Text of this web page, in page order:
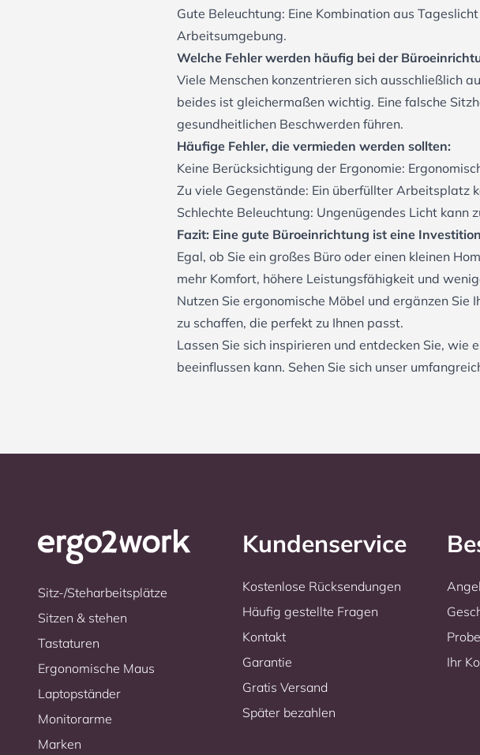
Gute Beleuchtung: Eine Kombination aus
Arbeitsumgebung.
Welche Fehler werden häufig bei der
Viele Menschen konzentrieren sich ausschließlich
beides ist gleichermaßen wichtig. Eine falsche
gesundheitlichen Beschwerden führen.
Häufige Fehler, die vermieden werden sollten:
Keine Berücksichtigung der Ergonomie:
Zu viele Gegenstände: Ein überfüllter Arbeitsplatz
Schlechte Beleuchtung: Ungenügendes Licht kann
Fazit: Eine gute Büroeinrichtung ist eine
Egal, ob Sie ein großes Büro oder einen kleinen
mehr Komfort, höhere Leistungsfähigkeit und
Nutzen Sie ergonomische Möbel und ergänzen
zu schaffen, die perfekt zu Ihnen passt.
Lassen Sie sich inspirieren und entdecken Sie, wie
beeinflussen kann. Sehen Sie sich unser
Sitz-/Steharbeitsplätze
Sitzen & stehen
Tastaturen
Ergonomische Maus
Laptopständer
Monitorarme
Marken
Kundenservice
Kostenlose Rücksendungen
Häufig gestellte Fragen
Kontakt
Garantie
Gratis Versand
Später bezahlen
Ihr